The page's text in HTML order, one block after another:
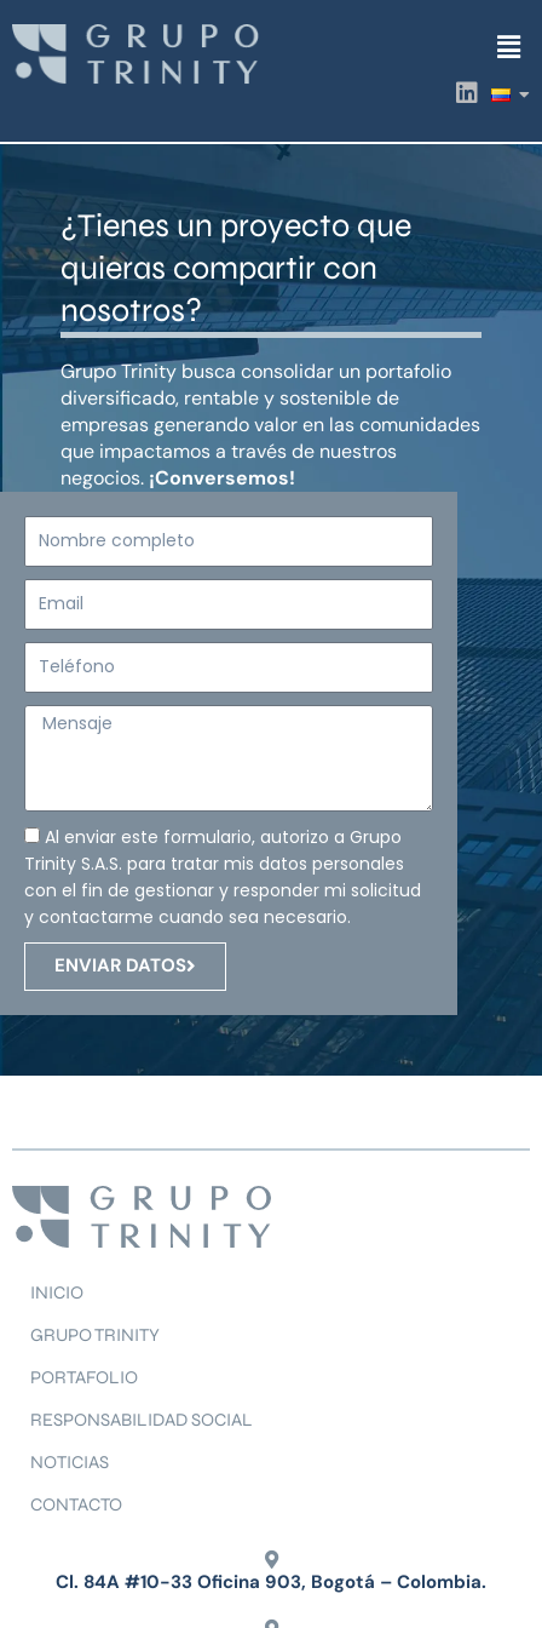
contenido
L
i
k
i
¿Tienes un proyecto que
quieras compartir con
nosotros?
Grupo Trinity busca consolidar un portafolio
diversificado, rentable y sostenible de
empresas generando valor en las comunidades
que impactamos a través de nuestros
negocios. ¡Conversemos!
Mensaje
Al enviar este formulario, autorizo a Grupo
Trinity S.A.S. para tratar mis datos personales
con el fin de gestionar y responder mi solicitud
y contactarme cuando sea necesario.
ENVIAR DATOS
INICIO
GRUPO TRINITY
PORTAFOLIO
RESPONSABILIDAD SOCIAL
NOTICIAS
CONTACTO
Cl. 84A #10-33 Oficina 903, Bogotá – Colombia.